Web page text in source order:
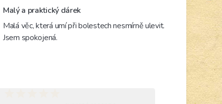
Malý a praktický dárek
Malá věc, která umí při bolestech nesmírně ulevit.
Jsem spokojená.